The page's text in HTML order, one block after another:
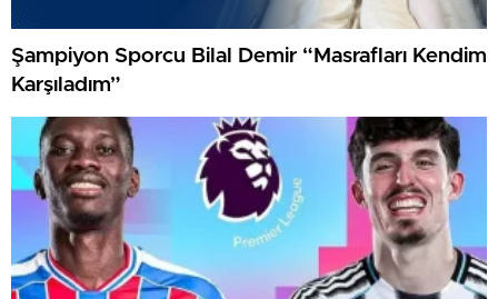
Şampiyon Sporcu Bilal Demir “Masrafları Kendim
Karşıladım”